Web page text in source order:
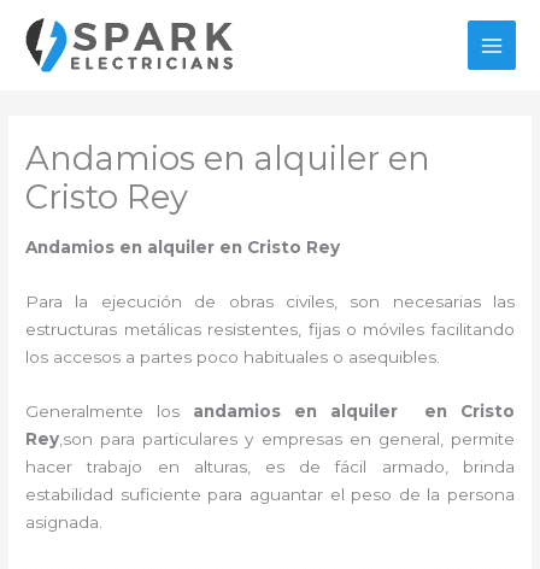
contenido
Andamios en alquiler en
Cristo Rey
Andamios en alquiler en Cristo Rey
Para la ejecución de obras civiles, son necesarias las
estructuras metálicas resistentes, fijas o móviles facilitando
los accesos a partes poco habituales o asequibles.
Generalmente los andamios en alquiler en Cristo
Rey ,son para particulares y empresas en general, permite
hacer trabajo en alturas, es de fácil armado, brinda
estabilidad suficiente para aguantar el peso de la persona
asignada.